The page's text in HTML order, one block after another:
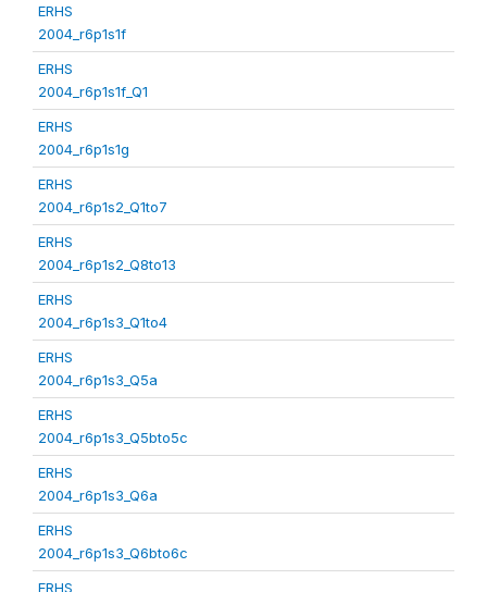
ERHS
2004_r6p1s1f
ERHS
2004_r6p1s1f_Q1
ERHS
2004_r6p1s1g
ERHS
2004_r6p1s2_Q1to7
ERHS
2004_r6p1s2_Q8to13
ERHS
2004_r6p1s3_Q1to4
ERHS
2004_r6p1s3_Q5a
ERHS
2004_r6p1s3_Q5bto5c
ERHS
2004_r6p1s3_Q6a
ERHS
2004_r6p1s3_Q6bto6c
ERHS